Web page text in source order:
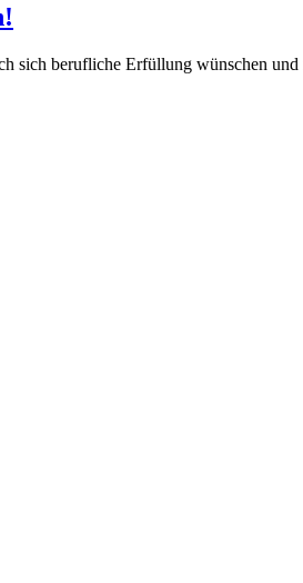
sich berufliche Erfüllung wünschen und